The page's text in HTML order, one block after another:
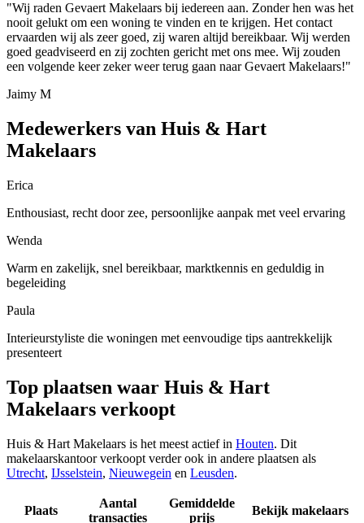
"Wij raden Gevaert Makelaars bij iedereen aan. Zonder hen was het
nooit gelukt om een woning te vinden en te krijgen. Het contact
ervaarden wij als zeer goed, zij waren altijd bereikbaar. Wij werden
goed geadviseerd en zij zochten gericht met ons mee. Wij zouden
een volgende keer zeker weer terug gaan naar Gevaert Makelaars!"
Jaimy M
Medewerkers van Huis & Hart
Makelaars
Erica
Enthousiast, recht door zee, persoonlijke aanpak met veel ervaring
Wenda
Warm en zakelijk, snel bereikbaar, marktkennis en geduldig in
begeleiding
Paula
Interieurstyliste die woningen met eenvoudige tips aantrekkelijk
presenteert
Top plaatsen waar Huis & Hart
Makelaars verkoopt
Huis & Hart Makelaars is het meest actief in Houten. Dit
makelaarskantoor verkoopt verder ook in andere plaatsen als
Utrecht, IJsselstein, Nieuwegein en Leusden.
Plaats
Aantal
transacties
Gemiddelde
prijs
Bekijk makelaars